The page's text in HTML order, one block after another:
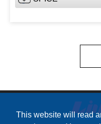
This website will read